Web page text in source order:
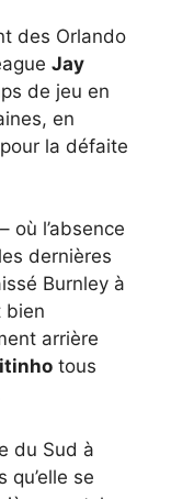
des Orlando
Jay
de jeu en
en
pour la défaite
où l’absence
dernières
Burnley à
bien
arrière
tous
du Sud à
se